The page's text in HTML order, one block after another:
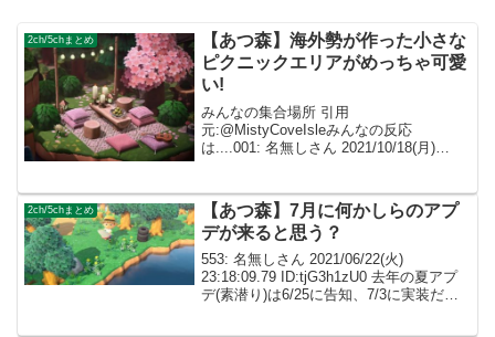
2ch/5chまとめ
【あつ森】海外勢が作った小さな
ピクニックエリアがめっちゃ可愛
い!
みんなの集合場所 引用
元:@MistyCoveIsleみんなの反応
は....001: 名無しさん 2021/10/18(月)
エリアめち...
2ch/5chまとめ
【あつ森】7月に何かしらのアプ
デが来ると思う？
553: 名無しさん 2021/06/22(火)
23:18:09.79 ID:tjG3h1zU0 去年の夏アプ
デ(素潜り)は6/25に告知、7/3に実装だっ